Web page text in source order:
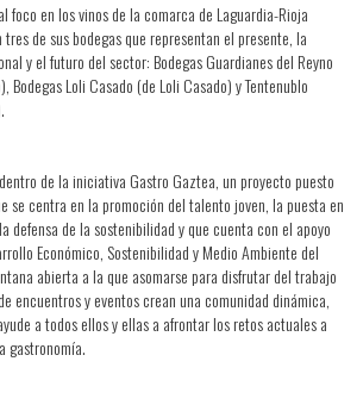
foco en los vinos de la comarca de Laguardia-Rioja
de sus bodegas que representan el presente, la
y el futuro del sector: Bodegas Guardianes del Reyno
Bodegas Loli Casado (de Loli Casado) y Tentenublo
de la iniciativa Gastro Gaztea, un proyecto puesto
se centra en la promoción del talento joven, la puesta en
defensa de la sostenibilidad y que cuenta con el apoyo
Económico, Sostenibilidad y Medio Ambiente del
abierta a la que asomarse para disfrutar del trabajo
encuentros y eventos crean una comunidad dinámica,
a todos ellos y ellas a afrontar los retos actuales a
gastronomía.